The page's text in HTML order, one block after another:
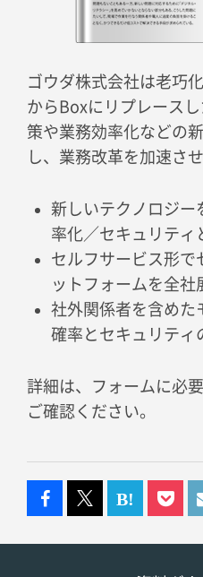
ゴウダ株式会社は老巧
からBoxにリプレース
策や業務効率化などの
し、業務改革を加速させ
新しいテクノロジー
率化／セキュリティ
セルフサービス形で
ットフォームを全社
社外関係者を含めた
確率とセキュリティ
詳細は、フォームに必
ご確認ください。